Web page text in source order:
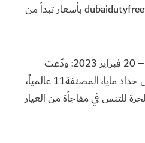
dubaidutyfreetennischampionships.com بأسعار تبدأ من
دبي، الإمارات العربية المتحدة – 20 فبراير 2023: ودّعت
فيرونيكا كوديرميتوفا وبياتريس حداد مايا، المصنفة11 عالمياً،
للتنس في مفاجأة من العيار